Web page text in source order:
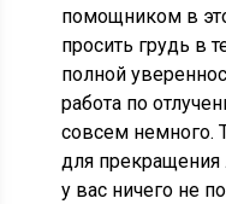
помощником в
просить грудь в
полной
работа по
совсем немного.
для прекращения
у вас ничего не